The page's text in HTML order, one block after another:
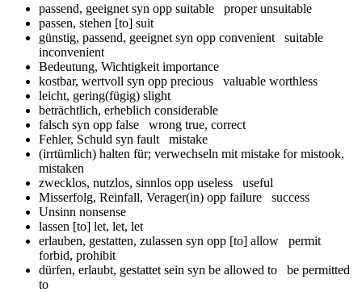
passend, geeignet syn opp suitable proper unsuitable
passen, stehen [to] suit
günstig, passend, geeignet syn opp convenient suitable
inconvenient
Bedeutung, Wichtigkeit importance
kostbar, wertvoll syn opp precious valuable worthless
leicht, gering(fügig) slight
beträchtlich, erheblich considerable
falsch syn opp false wrong true, correct
Fehler, Schuld syn fault mistake
(irrtümlich) halten für; verwechseln mit mistake for mistook,
mistaken
zwecklos, nutzlos, sinnlos opp useless useful
Misserfolg, Reinfall, Verager(in) opp failure success
Unsinn nonsense
lassen [to] let, let, let
erlauben, gestatten, zulassen syn opp [to] allow permit
forbid, prohibit
dürfen, erlaubt, gestattet sein syn be allowed to be permitted
to